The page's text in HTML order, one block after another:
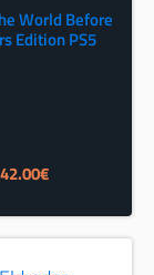
World Before
Edition PS5
42.00€